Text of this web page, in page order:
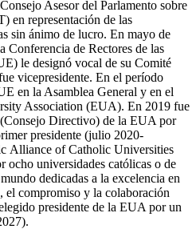
Asesor del Parlamento sobre
en representación de las
sin ánimo de lucro. En mayo de
Conferencia de Rectores de las
le designó vocal de su Comité
vicepresidente. En el período
en la Asamblea General y en el
Association (EUA). En 2019 fue
Directivo) de la EUA por
presidente (julio 2020-
Alliance of Catholic Universities
universidades católicas o de
dedicadas a la excelencia en
el compromiso y la colaboración
presidente de la EUA por un